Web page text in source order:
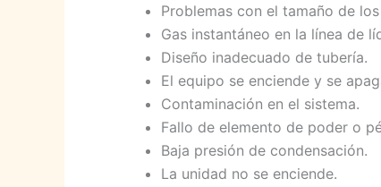
Problemas con el tamaño de
Gas instantáneo en la línea de
Diseño inadecuado de tubería.
El equipo se enciende y se
Contaminación en el sistema.
Fallo de elemento de poder o
Baja presión de condensación.
La unidad no se enciende.